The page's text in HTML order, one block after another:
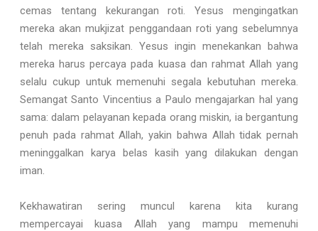
cemas tentang kekurangan roti. Yesus mengingatkan
mereka akan mukjizat penggandaan roti yang sebelumnya
telah mereka saksikan. Yesus ingin menekankan bahwa
mereka harus percaya pada kuasa dan rahmat Allah yang
selalu cukup untuk memenuhi segala kebutuhan mereka.
Semangat Santo Vincentius a Paulo mengajarkan hal yang
sama: dalam pelayanan kepada orang miskin, ia bergantung
penuh pada rahmat Allah, yakin bahwa Allah tidak pernah
meninggalkan karya belas kasih yang dilakukan dengan
iman.
Kekhawatiran sering muncul karena kita kurang
mempercayai kuasa Allah yang mampu memenuhi